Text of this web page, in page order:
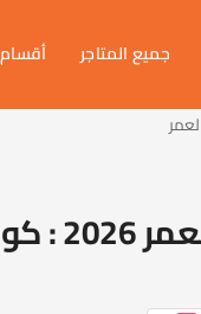
جميع المتاجر
كود